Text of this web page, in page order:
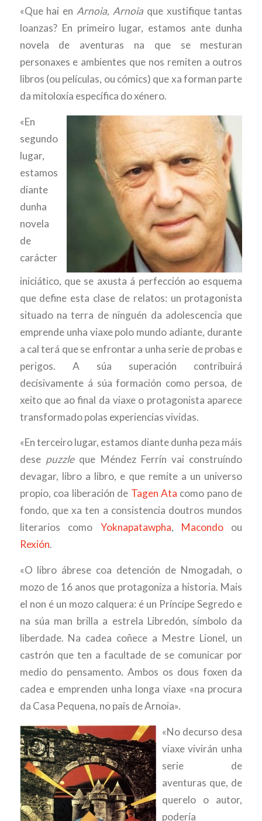
«Que hai en Arnoia, Arnoiaque xustifique tantas
loanzas? En primeiro lugar, estamos ante dunha
novela de aventuras na que se mesturan
personaxes e ambientes que nos remiten a outros
libros (ou películas, ou cómics) que xa forman parte
da mitoloxía específica do xénero.
«En
segundo
lugar,
estamos
diante
dunha
novela
de
carácter
iniciático, que se axusta á perfección ao esquema
que define esta clase de relatos: un protagonista
situado na terra de ninguén da adolescencia que
emprende unha viaxe polo mundo adiante, durante
a cal terá que se enfrontar a unha serie de probas e
perigos. A súa superación contribuirá
decisivamente á súa formación como persoa, de
xeito que ao final da viaxe o protagonista aparece
transformado polas experiencias vividas.
«En terceiro lugar, estamos diante dunha peza máis
dese puzzle que Méndez Ferrín vai construíndo
devagar, libro a libro, e que remite a un universo
propio, coa liberación de Tagen Ata como pano de
fondo, que xa ten a consistencia doutros mundos
literarios como Yoknapatawpha, Macondoou
Rexión.
«O libro ábrese coa detención de Nmogadah, o
mozo de 16 anos que protagoniza a historia. Mais
el non é un mozo calquera: é un Príncipe Segredo e
na súa man brilla a estrela Libredón, símbolo da
liberdade. Na cadea coñece a Mestre Lionel, un
castrón que ten a facultade de se comunicar por
medio do pensamento. Ambos os dous foxen da
cadea e emprenden unha longa viaxe «na procura
da Casa Pequena, no país de Arnoia».
«No decurso desa
viaxe vivirán unha
serie de
aventuras que, de
querelo o autor,
podería